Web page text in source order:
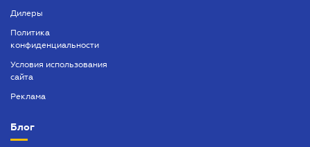
Дилеры
Политика
конфиденциальности
Условия использования
сайта
Реклама
Блог